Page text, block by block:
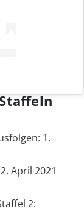
1.
April 2021
2: